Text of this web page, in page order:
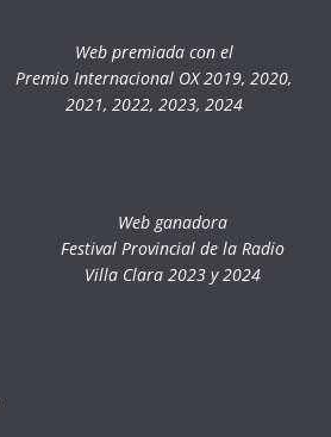
Web premiada con el
Premio Internacional OX 2019, 2020,
2021, 2022, 2023, 2024
Web ganadora
Festival Provincial de la Radio
Villa Clara 2023 y 2024